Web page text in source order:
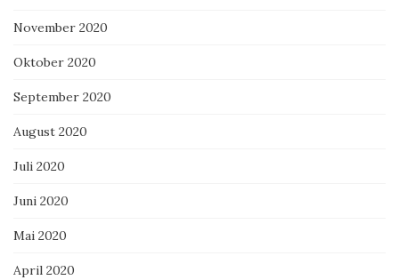
November 2020
Oktober 2020
September 2020
August 2020
Juli 2020
Juni 2020
Mai 2020
April 2020